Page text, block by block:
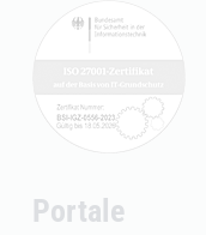
Portale